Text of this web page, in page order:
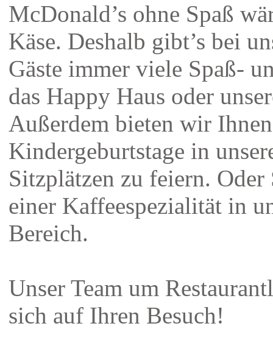
McDonald’s ohne Spaß
Käse. Deshalb gibt’s bei
Gäste immer viele Spaß-
das Happy Haus oder
Außerdem bieten wir
Kindergeburtstage in
Sitzplätzen zu feiern.
einer Kaffeespezialität in
Bereich.
Unser Team um
sich auf Ihren Besuch!